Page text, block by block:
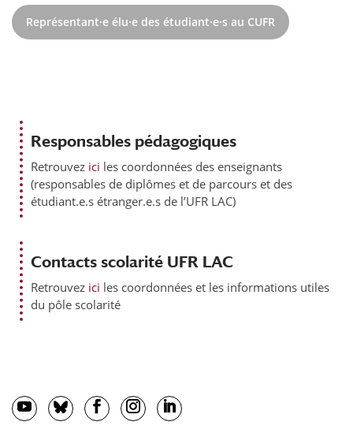
Représentant·e élu·e des étudiant·e·s au CUFR
Responsables pédagogiques
Retrouvez ici les coordonnées des enseignants
(responsables de diplômes et de parcours et des
étudiant.e.s étranger.e.s de l’UFR LAC)
Contacts scolarité UFR LAC
Retrouvez ici les coordonnées et les informations utiles
du pôle scolarité